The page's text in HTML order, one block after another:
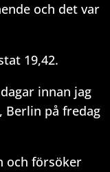
och det var
19,42.
innan jag
Berlin på fredag
och försöker